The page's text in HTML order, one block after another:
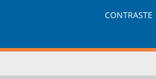
CONTRASTE